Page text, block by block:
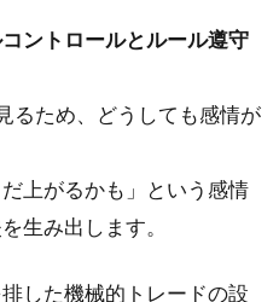
ントロールとルール遵守
るため、どうしても感情が
上がるかも」という感情
生み出します。
した機械的トレードの設